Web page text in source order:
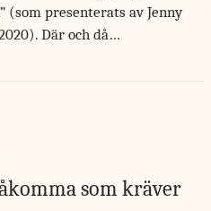
(som presenterats av Jenny
Där och då…
som kräver